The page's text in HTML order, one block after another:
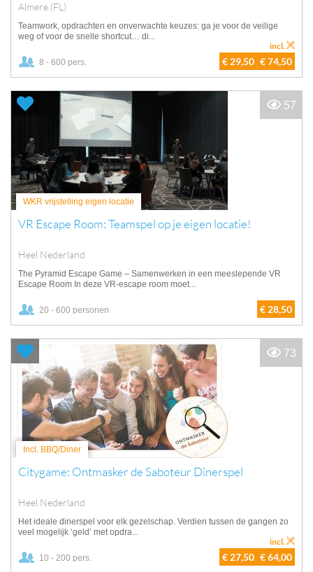
Almere (FL)
Teamwork, opdrachten en onverwachte keuzes: ga je voor de veilige
weg of voor de snelle shortcut… di...
8 - 600 pers. € 29,50 € 74,50
incl.
WKR vrijstelling eigen locatie
VR Escape Room: Teamspel op je eigen locatie!
Heel Nederland
The Pyramid Escape Game – Samenwerken in een meeslepende VR
Escape Room In deze VR-escape room moet...
20 - 600 personen € 28,50
57
Incl. BBQ/Diner
Citygame: Ontmasker de Saboteur Dinerspel
Heel Nederland
Het ideale dinerspel voor elk gezelschap. Verdien tussen de gangen zo
veel mogelijk ‘geld’ met opdra...
10 - 200 pers. € 27,50 € 64,00
incl.
73